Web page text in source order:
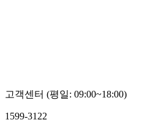
고객센터 (평일: 09:00~18:00)
1599-3122